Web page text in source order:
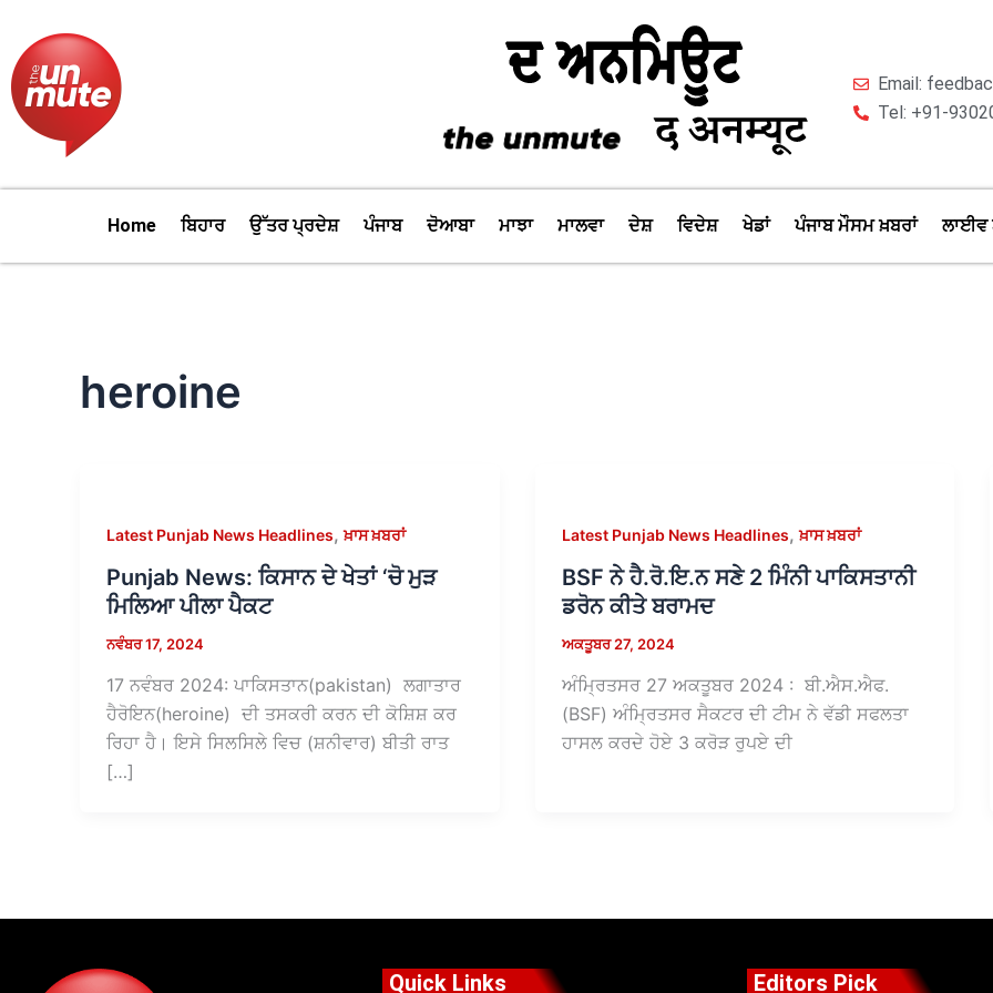
content
Email:
Tel: +91-
Home ਬਿਹਾਰ ਉੱਤਰ ਪ੍ਰਦੇਸ਼ ਪੰਜਾਬ ਦੋਆਬਾ ਮਾਝਾ ਮਾਲਵਾ ਦੇਸ਼ ਵਿਦੇਸ਼ ਖੇਡਾਂ ਪੰਜਾਬ ਮੌਸਮ ਖ਼ਬਰਾਂ ਲਾਈਵ
heroine
Latest Punjab News Headlines,ਖ਼ਾਸ ਖ਼ਬਰਾਂ
Punjab News: ਕਿਸਾਨ ਦੇ ਖੇਤਾਂ ‘ਚੋ ਮੁੜ
ਮਿਲਿਆ ਪੀਲਾ ਪੈਕਟ
ਨਵੰਬਰ 17, 2024
17 ਨਵੰਬਰ 2024: ਪਾਕਿਸਤਾਨ(pakistan) ਲਗਾਤਾਰ
ਹੈਰੋਇਨ(heroine) ਦੀ ਤਸਕਰੀ ਕਰਨ ਦੀ ਕੋਸ਼ਿਸ਼ ਕਰ
ਰਿਹਾ ਹੈ। ਇਸੇ ਸਿਲਸਿਲੇ ਵਿਚ (ਸ਼ਨੀਵਾਰ) ਬੀਤੀ ਰਾਤ
[…]
Latest Punjab News Headlines,ਖ਼ਾਸ ਖ਼ਬਰਾਂ
BSF ਨੇ ਹੈ.ਰੋ.ਇ.ਨ ਸਣੇ 2 ਮਿੰਨੀ ਪਾਕਿਸਤਾਨੀ
ਡਰੋਨ ਕੀਤੇ ਬਰਾਮਦ
ਅਕਤੂਬਰ 27, 2024
ਅੰਮ੍ਰਿਤਸਰ 27 ਅਕਤੂਬਰ 2024 : ਬੀ.ਐਸ.ਐਫ.
(BSF) ਅੰਮ੍ਰਿਤਸਰ ਸੈਕਟਰ ਦੀ ਟੀਮ ਨੇ ਵੱਡੀ ਸਫਲਤਾ
ਹਾਸਲ ਕਰਦੇ ਹੋਏ 3 ਕਰੋੜ ਰੁਪਏ ਦੀ
Quick Links Editors Pick